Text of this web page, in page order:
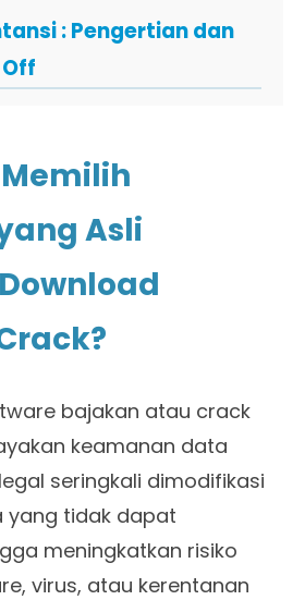
: Pengertian dan
Asli
bajakan atau crack
keamanan data
seringkali dimodifikasi
yang tidak dapat
meningkatkan risiko
virus, atau kerentanan